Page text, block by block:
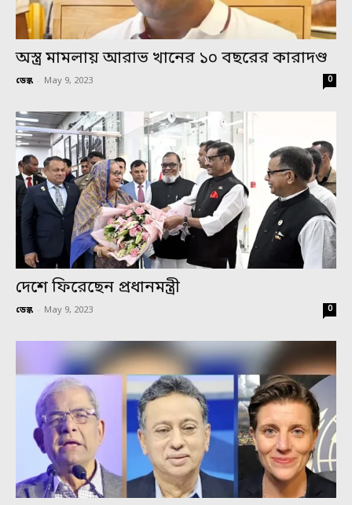
অস্ত্র মামলায় আরাভ খানের ১০ বছরের কারাদণ্ড
ডেস্ক - May 9, 2023 0
দেশে ফিরেছেন প্রধানমন্ত্রী
ডেস্ক - May 9, 2023 0